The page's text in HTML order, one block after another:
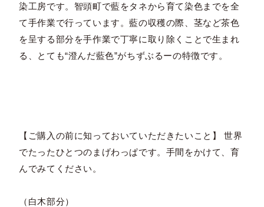
染工房です。智頭町で藍をタネから育て染色までを全
て手作業で行っています。藍の収穫の際、茎など茶色
を呈する部分を手作業で丁寧に取り除くことで生まれ
る、とても“澄んだ藍色”がちずぶるーの特徴です。
【ご購入の前に知っておいていただきたいこと】 世界
でたったひとつのまげわっぱです。手間をかけて、育
んでみてください。
（白木部分）